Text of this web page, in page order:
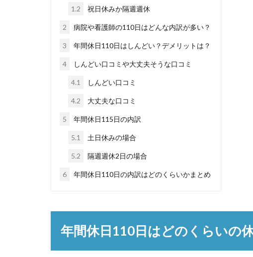
1.2 祝日休みか隔週週休
2 病院や看護師の110日はどんな内訳が多い？
3 年間休日110日はしんどい？デメリットは？
4 しんどい口コミや大丈夫そうな口コミ
4.1 しんどい口コミ
4.2 大丈夫な口コミ
5 年間休日115日の内訳
5.1 土日休みの場合
5.2 隔週週休2日の場合
6 年間休日110日の内訳はどのくらいかまとめ
年間休日110日はどのくらいの